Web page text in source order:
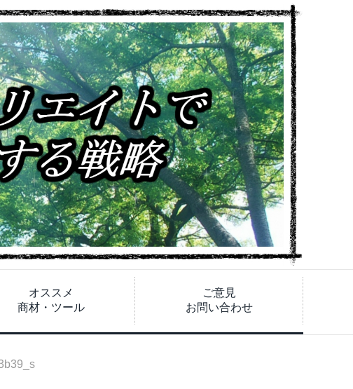
オススメ
商材・ツール
ご意見
お問い合わせ